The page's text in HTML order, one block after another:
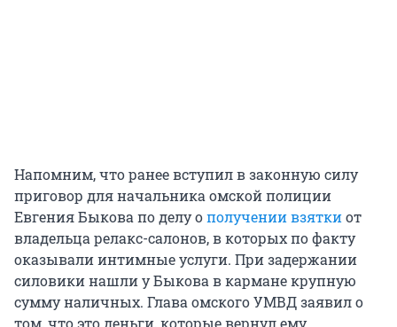
Напомним, что ранее вступил в законную силу
приговор для начальника омской полиции
Евгения Быкова по делу ополучении взяткиот
владельца релакс-салонов, в которых по факту
оказывали интимные услуги. При задержании
силовики нашли у Быкова в кармане крупную
сумму наличных. Глава омского УМВД заявил о
том, что это деньги, которые вернул ему